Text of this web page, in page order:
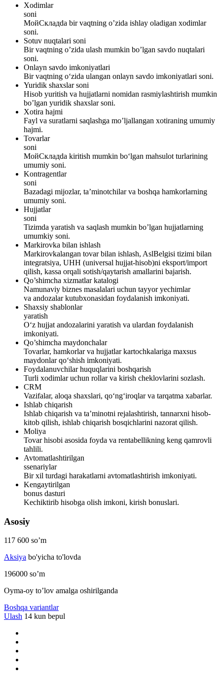
Xodimlar
soni
МойСкладda bir vaqtning o’zida ishlay oladigan xodimlar
soni.
Sotuv nuqtalari soni
Bir vaqtning o’zida ulash mumkin bo’lgan savdo nuqtalari
soni.
Onlayn savdo imkoniyatlari
Bir vaqtning o‘zida ulangan onlayn savdo imkoniyatlari soni.
Yuridik shaxslar soni
Hisob yuritish va hujjatlarni nomidan rasmiylashtirish mumkin
bo’lgan yuridik shaxslar soni.
Xotira hajmi
Fayl va suratlarni saqlashga mo’ljallangan xotiraning umumiy
hajmi.
Tovarlar
soni
МойСкладda kiritish mumkin bo‘lgan mahsulot turlarining
umumiy soni.
Kontragentlar
soni
Bazadagi mijozlar, ta’minotchilar va boshqa hamkorlarning
umumiy soni.
Hujjatlar
soni
Tizimda yaratish va saqlash mumkin bo’lgan hujjatlarning
umumkiy soni.
Markirovka bilan ishlash
Markirovkalangan tovar bilan ishlash, AslBelgisi tizimi bilan
integratsiya, UHH (universal hujjat-hisob)ni eksport/import
qilish, kassa orqali sotish/qaytarish amallarini bajarish.
Qo’shimcha xizmatlar katalogi
Namunaviy biznes masalalari uchun tayyor yechimlar
va andozalar kutubxonasidan foydalanish imkoniyati.
Shaxsiy shablonlar
yaratish
O‘z hujjat andozalarini yaratish va ulardan foydalanish
imkoniyati.
Qo’shimcha maydonchalar
Tovarlar, hamkorlar va hujjatlar kartochkalariga maxsus
maydonlar qo‘shish imkoniyati.
Foydalanuvchilar huquqlarini boshqarish
Turli xodimlar uchun rollar va kirish cheklovlarini sozlash.
CRM
Vazifalar, aloqa shaxslari, qo‘ng‘iroqlar va tarqatma xabarlar.
Ishlab chiqarish
Ishlab chiqarish va ta’minotni rejalashtirish, tannarxni hisob-
kitob qilish, ishlab chiqarish bosqichlarini nazorat qilish.
Moliya
Tovar hisobi asosida foyda va rentabellikning keng qamrovli
tahlili.
Avtomatlashtirilgan
ssenariylar
Bir xil turdagi harakatlarni avtomatlashtirish imkoniyati.
Kengaytirilgan
bonus dasturi
Kechiktirib hisobga olish imkoni, kirish bonuslari.
Asosiy
117 600 so’m
Aksiya bo'yicha to'lovda
196000 so’m
Oyma-oy to’lov amalga oshirilganda
Boshqa variantlar
Ulash 14 kun bepul